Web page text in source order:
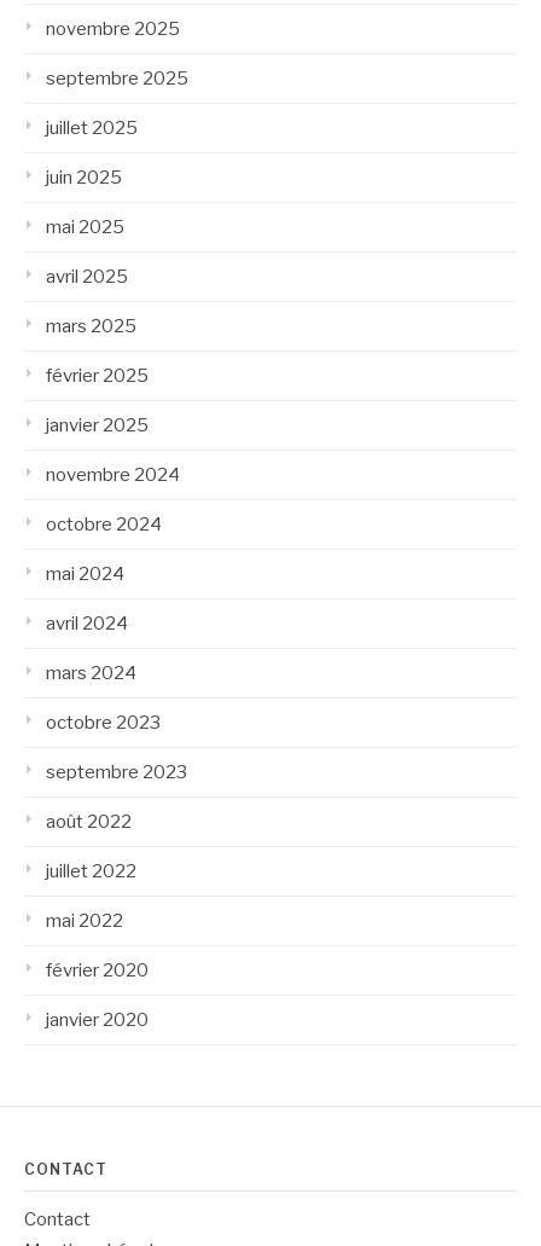
novembre 2025
septembre 2025
juillet 2025
juin 2025
mai 2025
avril 2025
mars 2025
février 2025
janvier 2025
novembre 2024
octobre 2024
mai 2024
avril 2024
mars 2024
octobre 2023
septembre 2023
août 2022
juillet 2022
mai 2022
février 2020
janvier 2020
CONTACT
Contact